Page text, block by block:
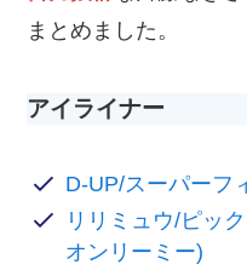
まとめました。
アイライナー
D-UP/スーパーフ
リリミュウ/ピッ
オンリーミー)